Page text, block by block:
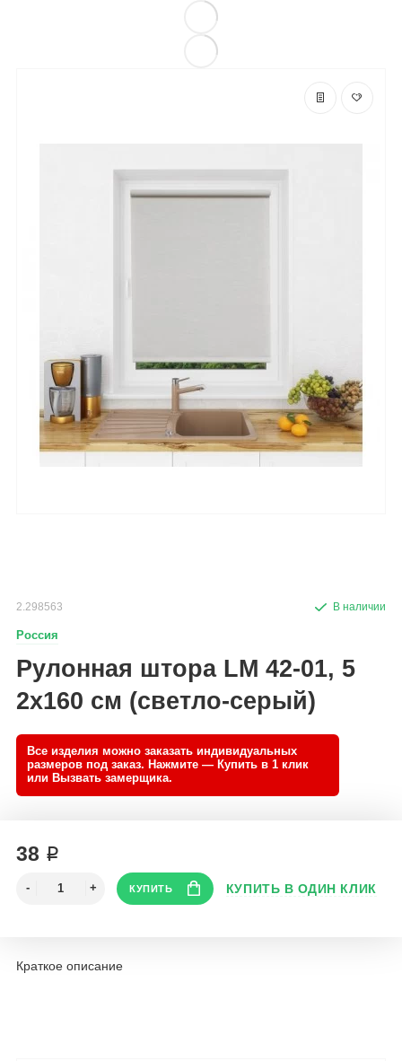
2.298563
Россия
Рулонная штора LM 42-01, 5
2х160 см (светло-серый)
38 ₽
Краткое описание